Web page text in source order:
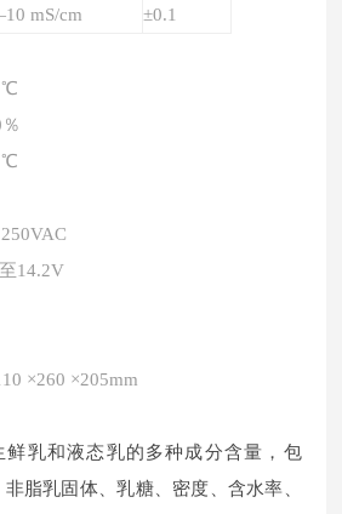
mS/cm
±0.1
℃
℃
14.2V
×260 ×205mm
鲜乳和液态乳的多种成分含量，包
脂乳固体、乳糖、密度、含水率、